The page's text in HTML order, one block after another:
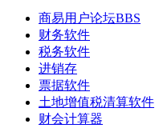
商易用户论坛BBS
财务软件
税务软件
进销存
票据软件
土地增值税清算软件
财会计算器